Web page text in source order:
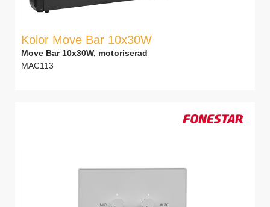
Kolor Move Bar 10x30W
Move Bar 10x30W, motoriserad
MAC113